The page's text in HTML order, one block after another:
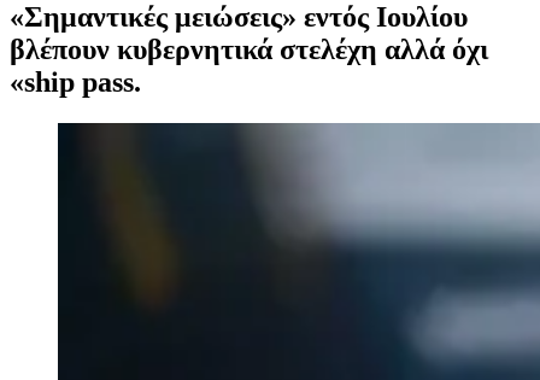
«Σημαντικές μειώσεις» εντός Ιουλίου
βλέπουν κυβερνητικά στελέχη αλλά όχι
«ship pass.